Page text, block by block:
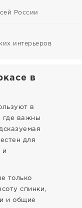
России
интерьеров
в
в
где важны
для
и
только
спинки,
и общие